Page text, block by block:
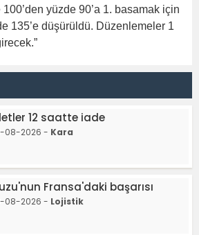
yüzde 90’a 1. basamak için
135’e düşürüldü. Düzenlemeler 1
12 saatte iade
08-2026 - Kara
Fransa'daki başarısı
08-2026 - Lojistik